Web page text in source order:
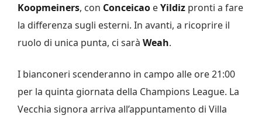
Koopmeiners, con Conceicao eYildiz pronti a fare
la differenza sugli esterni. In avanti, a ricoprire il
ruolo di unica punta, ci sarà Weah.
I bianconeri scenderanno in campo alle ore 21:00
per la quinta giornata della Champions League. La
Vecchia signora arriva all’appuntamento di Villa